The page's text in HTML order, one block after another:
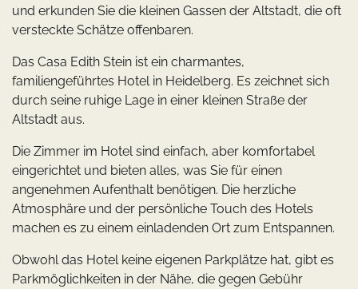
und erkunden Sie die kleinen Gassen der Altstadt, die oft
versteckte Schätze offenbaren.
Das Casa Edith Stein ist ein charmantes,
familiengeführtes Hotel in Heidelberg. Es zeichnet sich
durch seine ruhige Lage in einer kleinen Straße der
Altstadt aus.
Die Zimmer im Hotel sind einfach, aber komfortabel
eingerichtet und bieten alles, was Sie für einen
angenehmen Aufenthalt benötigen. Die herzliche
Atmosphäre und der persönliche Touch des Hotels
machen es zu einem einladenden Ort zum Entspannen.
Obwohl das Hotel keine eigenen Parkplätze hat, gibt es
Parkmöglichkeiten in der Nähe, die gegen Gebühr